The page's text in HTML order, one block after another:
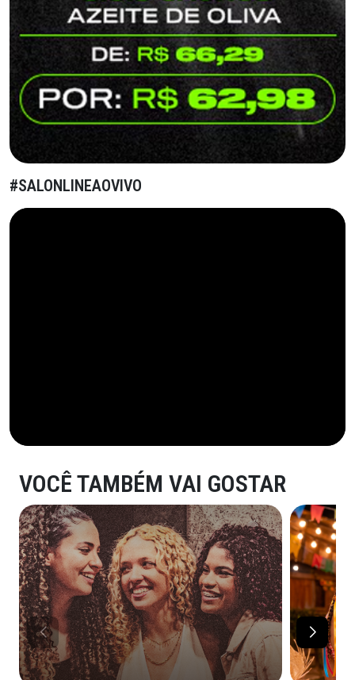
#SALONLINEAOVIVO
VOCÊ TAMBÉM VAI GOSTAR